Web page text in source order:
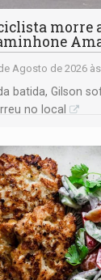
morre
Agosto de 2026
batida, Gilson
no local